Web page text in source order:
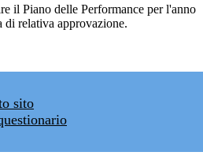
il Piano delle Performance per l'anno
di relativa approvazione.
sito